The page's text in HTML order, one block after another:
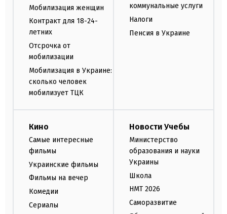
Мобилизация женщин
Контракт для 18-24-
летних
Отсрочка от
мобилизации
Мобилизация в Украине:
сколько человек
мобилизует ТЦК
коммунальные услуги
Налоги
Пенсия в Украине
Кино
Самые интересные
фильмы
Украинские фильмы
Фильмы на вечер
Комедии
Сериалы
Новости Учебы
Министерство
образования и науки
Украины
Школа
НМТ 2026
Саморазвитие